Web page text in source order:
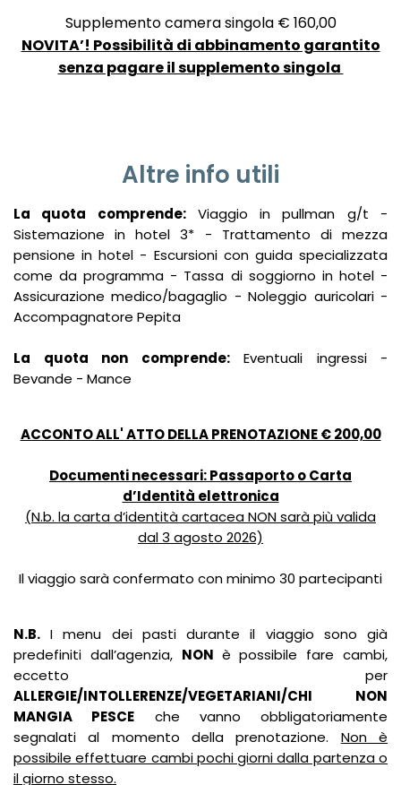
Supplemento camera singola € 160,00
NOVITA’! Possibilità di abbinamento garantito
senza pagare il supplemento singola
Altre info utili
La quota comprende:Viaggio in pullman g/t -
Sistemazione in hotel 3* - Trattamento di mezza
pensione in hotel - Escursioni con guida specializzata
come da programma - Tassa di soggiorno in hotel -
Assicurazione medico/bagaglio - Noleggio auricolari -
Accompagnatore Pepita
La quota non comprende:Eventuali ingressi -
Bevande - Mance
ACCONTO ALL' ATTO DELLA PRENOTAZIONE € 200,00
Documenti necessari: Passaporto o Carta
d’Identità elettronica
(N.b. la carta d’identità cartacea NON sarà più valida
dal 3 agosto 2026)
Il viaggio sarà confermato con minimo 30 partecipanti
N.B. I menu dei pasti durante il viaggio sono già
predefiniti dall’agenzia, NON è possibile fare cambi,
eccetto per
ALLERGIE/INTOLLERENZE/VEGETARIANI/CHI NON
MANGIA PESCE che vanno obbligatoriamente
segnalati al momento della prenotazione. Non è
possibile effettuare cambi pochi giorni dalla partenza o
il giorno stesso.